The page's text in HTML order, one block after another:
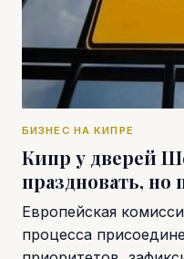
БИЗНЕС НА КИПРЕ
Кипр у дверей
праздновать, но
Европейская
процесса